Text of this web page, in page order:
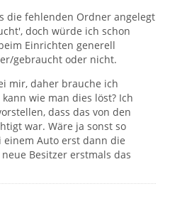
die fehlenden Ordner angelegt
doch würde ich schon
Einrichten generell
gebraucht oder nicht.
mir, daher brauche ich
wie man dies löst? Ich
dass das von den
war. Wäre ja sonst so
Auto erst dann die
Besitzer erstmals das